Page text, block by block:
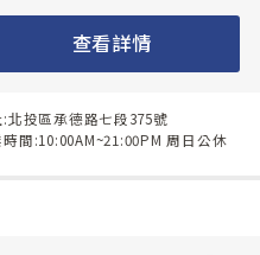
查看詳情
北投區承德路七段375號
間:10:00AM~21:00PM 周日公休